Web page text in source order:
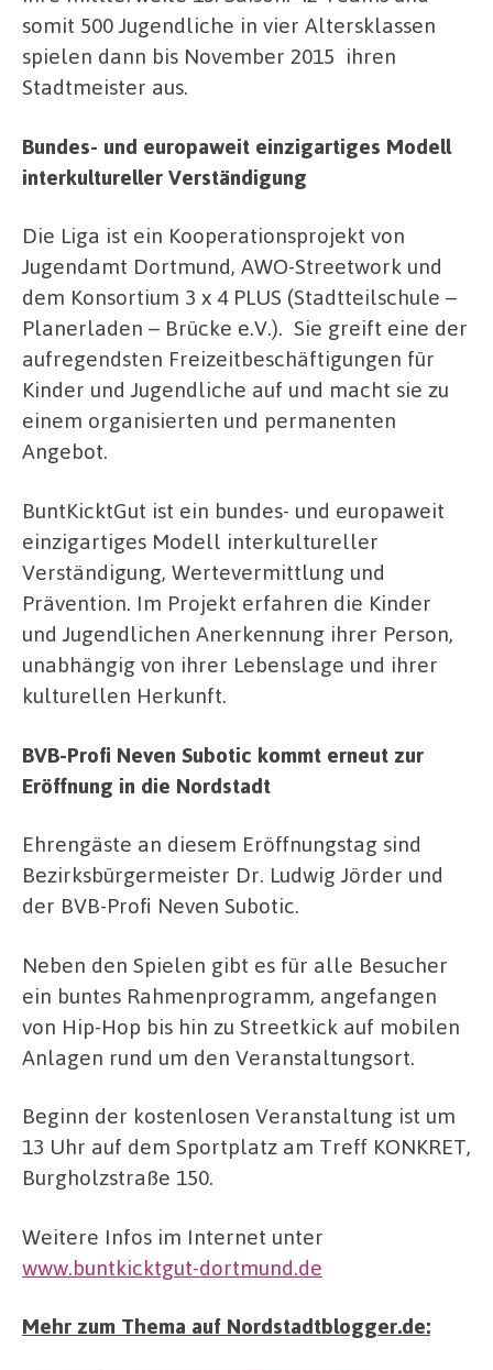
somit 500 Jugendliche in vier Altersklassen
spielen dann bis November 2015 ihren
Stadtmeister aus.
Bundes- und europaweit einzigartiges Modell
interkultureller Verständigung
Die Liga ist ein Kooperationsprojekt von
Jugendamt Dortmund, AWO-Streetwork und
dem Konsortium 3 x 4 PLUS (Stadtteilschule –
Planerladen – Brücke e.V.). Sie greift eine der
aufregendsten Freizeitbeschäftigungen für
Kinder und Jugendliche auf und macht sie zu
einem organisierten und permanenten
Angebot.
BuntKicktGut ist ein bundes- und europaweit
einzigartiges Modell interkultureller
Verständigung, Wertevermittlung und
Prävention. Im Projekt erfahren die Kinder
und Jugendlichen Anerkennung ihrer Person,
unabhängig von ihrer Lebenslage und ihrer
kulturellen Herkunft.
BVB-Profi Neven Subotic kommt erneut zur
Eröffnung in die Nordstadt
Ehrengäste an diesem Eröffnungstag sind
Bezirksbürgermeister Dr. Ludwig Jörder und
der BVB-Profi Neven Subotic.
Neben den Spielen gibt es für alle Besucher
ein buntes Rahmenprogramm, angefangen
von Hip-Hop bis hin zu Streetkick auf mobilen
Anlagen rund um den Veranstaltungsort.
Beginn der kostenlosen Veranstaltung ist um
13 Uhr auf dem Sportplatz am Treff KONKRET,
Burgholzstraße 150.
Weitere Infos im Internet unter
www.buntkicktgut-dortmund.de
Mehr zum Thema auf Nordstadtblogger.de: